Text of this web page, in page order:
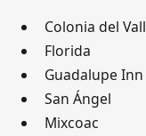
Colonia del
Florida
Guadalupe Inn
San Ángel
Mixcoac